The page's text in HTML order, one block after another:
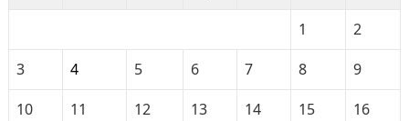
1
2
3
4 5 6 7 8
9
10
11 12 13 14 15
16